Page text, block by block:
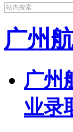
广州
广州
业录